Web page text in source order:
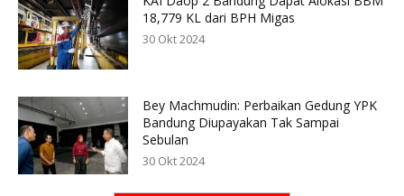
18,779 KL dari BPH Migas
30 Okt 2024
Bey Machmudin: Perbaikan Gedung YPK
Bandung Diupayakan Tak Sampai
Sebulan
30 Okt 2024